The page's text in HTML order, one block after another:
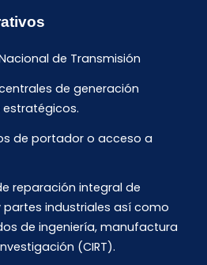
de Transmisión
de generación
de portador o acceso a
reparación integral de
partes industriales así como
de ingeniería, manufactura
(CIRT).